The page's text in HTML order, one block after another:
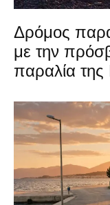
Δρόμος
με την
παραλία της